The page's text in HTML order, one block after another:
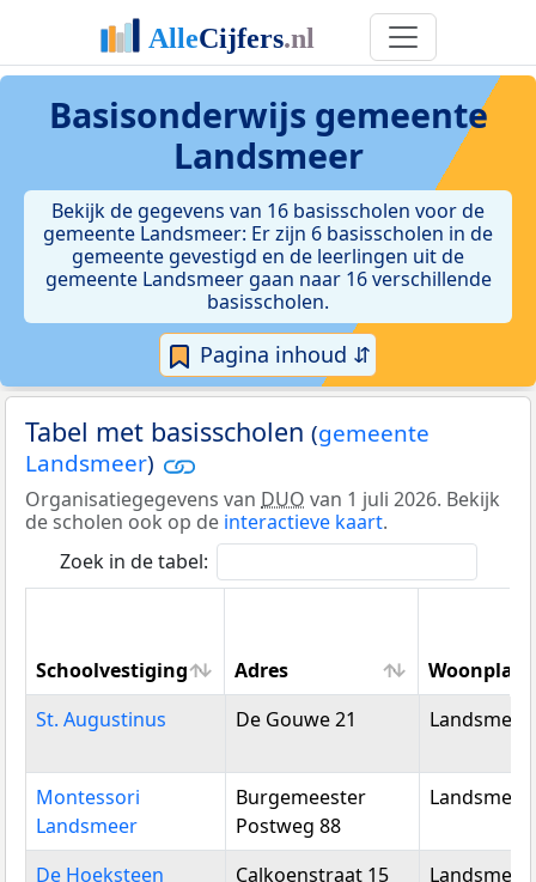
Basisonderwijs gemeente
Landsmeer
Bekijk de gegevens van 16 basisscholen voor de
gemeente Landsmeer: Er zijn 6 basisscholen in de
gemeente gevestigd en de leerlingen uit de
gemeente Landsmeer gaan naar 16 verschillende
basisscholen.
Pagina inhoud ⇵
Tabel met basisscholen (gemeente
Landsmeer)
Organisatiegegevens van DUO van 1 juli 2026. Bekijk
de scholen ook op de interactieve kaart.
Zoek in de tabel:
Schoolvestiging Adres
Schoolvestiging
Adres
St. Augustinus De Gouwe 21 Landsmeer
Montessori
Landsmeer
Burgemeester
Postweg 88
Landsmeer
De Hoeksteen Calkoenstraat 15 Landsmeer